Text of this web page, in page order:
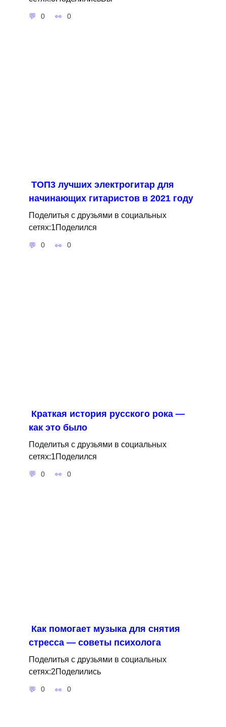
0 0
ТОП3 лучших электрогитар для
начинающих гитаристов в 2021 году
Поделитья с друзьями в социальных
сетях:1Поделился
0 0
Краткая история русского рока —
как это было
Поделитья с друзьями в социальных
сетях:1Поделился
0 0
Как помогает музыка для снятия
стресса — советы психолога
Поделитья с друзьями в социальных
сетях:2Поделились
0 0